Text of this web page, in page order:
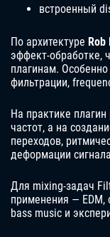
встроенный
По архитектуре
эффект-обработке,
плагинам.
фильтрации,
На практике
частот, а на
переходов,
деформации
Для mixing-задач
применения — EDM,
bass music и